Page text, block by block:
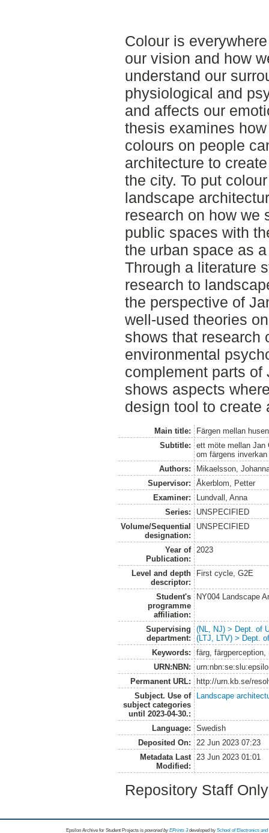
Colour is
our vision and how
understand our
physiological and
and affects our
thesis examines
colours on people
architecture to
the city. To put
landscape
research on how we
public spaces with
the urban space as
Through a literature
research to
the perspective of
well-used theories
shows that research
environmental
complement parts of
shows aspects
design tool to create
Main title:
Färgen mellan husen
Subtitle:
ett möte mellan Jan
om färgens
Authors:
Mikaelsson,
Supervisor:
Åkerblom, Petter
Examiner:
Lundvall, Anna
Series:
UNSPECIFIED
Volume/Sequential
designation:
UNSPECIFIED
Year of
Publication:
2023
Level and depth
descriptor:
First cycle, G2E
Student's
programme
affiliation:
NY004 Landscape
Supervising
department:
(NL, NJ) > Dept. of
(LTJ, LTV) > Dept.
Keywords:
färg,
URN:NBN:
Permanent URL:
http://urn.kb.se/
Subject. Use of
subject categories
until 2023-04-30.:
Landscape
Language:
Swedish
Deposited On:
22 Jun 2023 07:23
Metadata Last
Modified:
23 Jun 2023 01:01
Repository Staff
Epsilon Archive for Student Projects is powored byEPrints 3 developed by School of Electronics